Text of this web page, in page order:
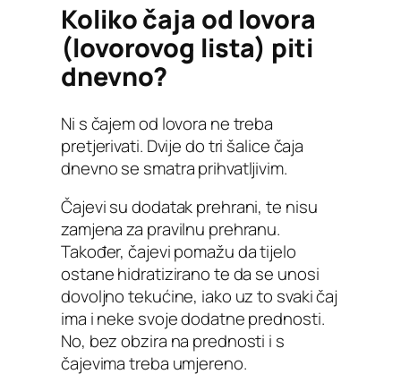
Koliko čaja od lovora
(lovorovog lista) piti
dnevno?
Ni s čajem od lovora ne treba
pretjerivati. Dvije do tri šalice čaja
dnevno se smatra prihvatljivim.
Čajevi su dodatak prehrani, te nisu
zamjena za pravilnu prehranu.
Također, čajevi pomažu da tijelo
ostane hidratizirano te da se unosi
dovoljno tekućine, iako uz to svaki čaj
ima i neke svoje dodatne prednosti.
No, bez obzira na prednosti i s
čajevima treba umjereno.